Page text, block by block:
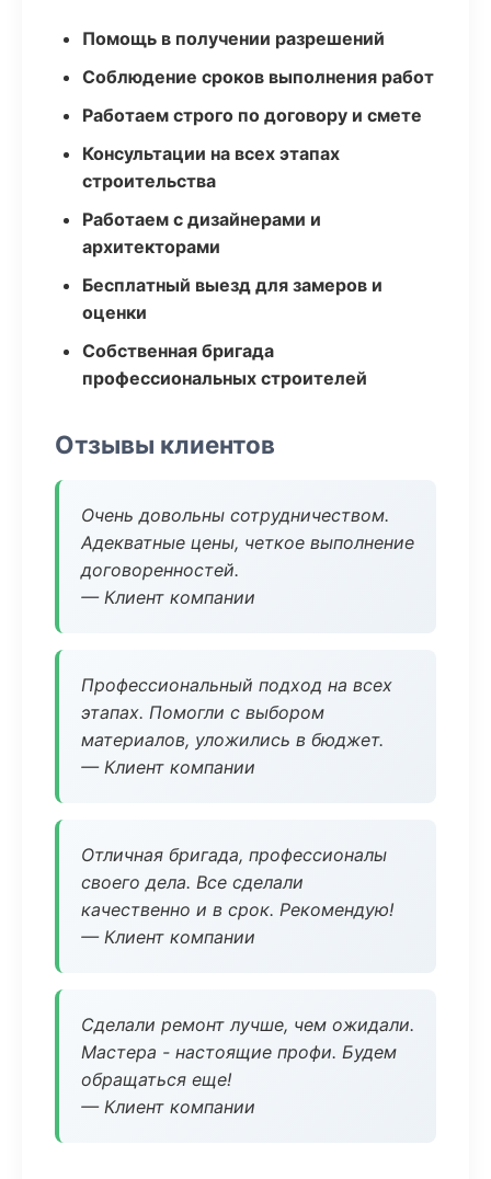
Помощь в получении разрешений
Соблюдение сроков выполнения работ
Работаем строго по договору и смете
Консультации на всех этапах
строительства
Работаем с дизайнерами и
архитекторами
Бесплатный выезд для замеров и
оценки
Собственная бригада
профессиональных строителей
Отзывы клиентов
Очень довольны сотрудничеством.
Адекватные цены, четкое выполнение
договоренностей.
— Клиент компании
Профессиональный подход на всех
этапах. Помогли с выбором
материалов, уложились в бюджет.
— Клиент компании
Отличная бригада, профессионалы
своего дела. Все сделали
качественно и в срок. Рекомендую!
— Клиент компании
Сделали ремонт лучше, чем ожидали.
Мастера - настоящие профи. Будем
обращаться еще!
— Клиент компании